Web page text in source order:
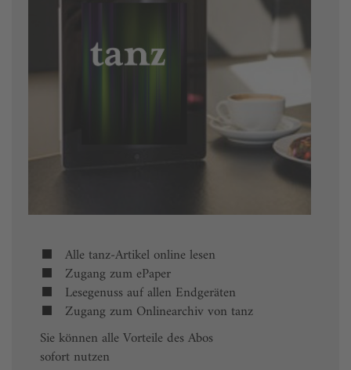
Alle tanz-Artikel online lesen
Zugang zum ePaper
Lesegenuss auf allen Endgeräten
Zugang zum Onlinearchiv von tanz
Sie können alle Vorteile des Abos
sofort nutzen